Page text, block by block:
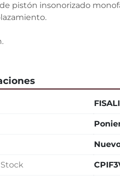
pistón insonorizado